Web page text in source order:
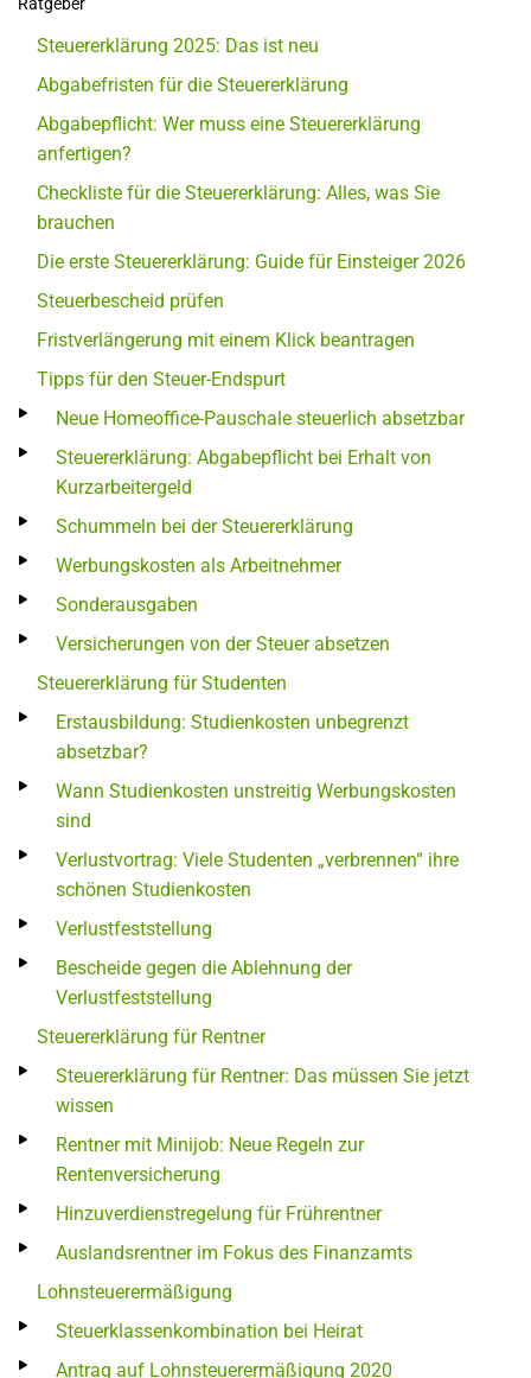
Steuererklärung 2025: Das ist neu
Abgabefristen für die Steuererklärung
Abgabepflicht: Wer muss eine Steuererklärung
anfertigen?
Checkliste für die Steuererklärung: Alles, was Sie
brauchen
Die erste Steuererklärung: Guide für Einsteiger 2026
Steuerbescheid prüfen
Fristverlängerung mit einem Klick beantragen
Tipps für den Steuer-Endspurt
Neue Homeoffice-Pauschale steuerlich absetzbar
Steuererklärung: Abgabepflicht bei Erhalt von
Kurzarbeitergeld
Schummeln bei der Steuererklärung
Werbungskosten als Arbeitnehmer
Sonderausgaben
Versicherungen von der Steuer absetzen
Steuererklärung für Studenten
Erstausbildung: Studienkosten unbegrenzt
absetzbar?
Wann Studienkosten unstreitig Werbungskosten
sind
Verlustvortrag: Viele Studenten „verbrennen“ ihre
schönen Studienkosten
Verlustfeststellung
Bescheide gegen die Ablehnung der
Verlustfeststellung
Steuererklärung für Rentner
Steuererklärung für Rentner: Das müssen Sie jetzt
wissen
Rentner mit Minijob: Neue Regeln zur
Rentenversicherung
Hinzuverdienstregelung für Frührentner
Auslandsrentner im Fokus des Finanzamts
Lohnsteuerermäßigung
Steuerklassenkombination bei Heirat
Antrag auf Lohnsteuerermäßigung 2020